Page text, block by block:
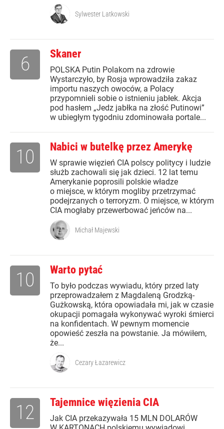
Sylwester Latkowski
Skaner
POLSKA Putin Polakom na zdrowie
Wystarczyło, by Rosja wprowadziła zakaz
importu naszych owoców, a Polacy
przypomnieli sobie o istnieniu jabłek. Akcja
pod hasłem „Jedz jabłka na złość Putinowi”
w ubiegłym tygodniu zdominowała portale...
6
Nabici w butelkę przez Amerykę
W sprawie więzień CIA polscy politycy i ludzie
służb zachowali się jak dzieci. 12 lat temu
Amerykanie poprosili polskie władze
o miejsce, w którym mogliby przetrzymać
podejrzanych o terroryzm. O miejsce, w którym
CIA mogłaby przewerbować jeńców na...
10
Michał Majewski
Warto pytać
To było podczas wywiadu, który przed laty
przeprowadzałem z Magdaleną Grodzką-
Gużkowską, która opowiadała mi, jak w czasie
okupacji pomagała wykonywać wyroki śmierci
na konfidentach. W pewnym momencie
opowieść zeszła na powstanie. Ja mówiłem,
że...
10
Cezary Łazarewicz
Tajemnice więzienia CIA
Jak CIA przekazywała 15 MLN DOLARÓW
12